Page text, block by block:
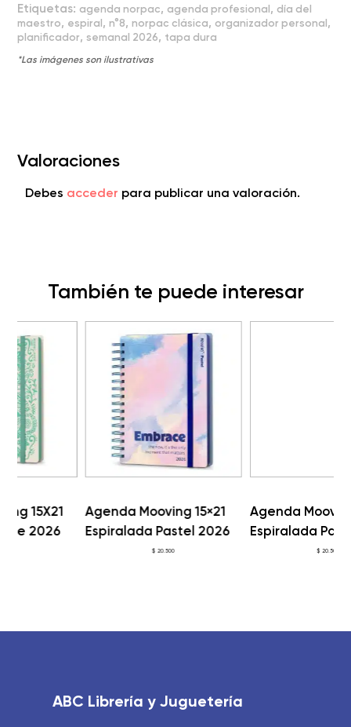
Etiquetas: agenda norpac, agenda profesional, día del
maestro, espiral,n°8,norpac clásica, organizador personal,
planificador,semanal 2026, tapa dura
Valoraciones
Debes acceder para publicar una valoración.
También te puede interesar
Agenda Mooving 15×21
Espiralada Pastel 2026
Agenda Mooving 15×21
Espiralada Pastel 2026
ABC Librería y Juguetería